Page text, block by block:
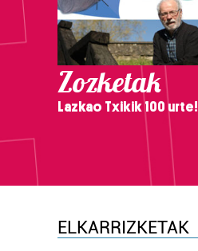
Zozketak
Lazkao Txikik 100 urte!
ELKARRIZKETAK